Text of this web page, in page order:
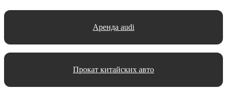
Аренда audi
Прокат китайских авто